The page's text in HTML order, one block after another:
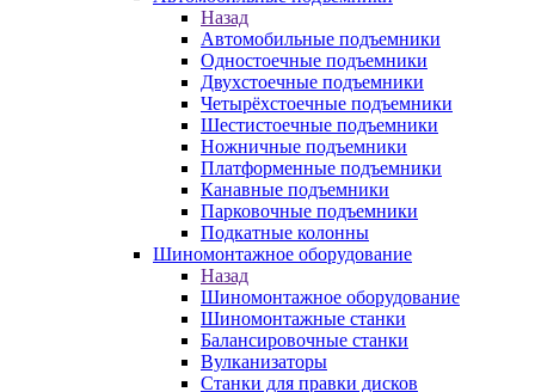
Назад
Автомобильные подъемники
Одностоечные подъемники
Двухстоечные подъемники
Четырёхстоечные подъемники
Шестистоечные подъемники
Ножничные подъемники
Платформенные подъемники
Канавные подъемники
Парковочные подъемники
Подкатные колонны
Шиномонтажное оборудование
Назад
Шиномонтажное оборудование
Шиномонтажные станки
Балансировочные станки
Вулканизаторы
Станки для правки дисков